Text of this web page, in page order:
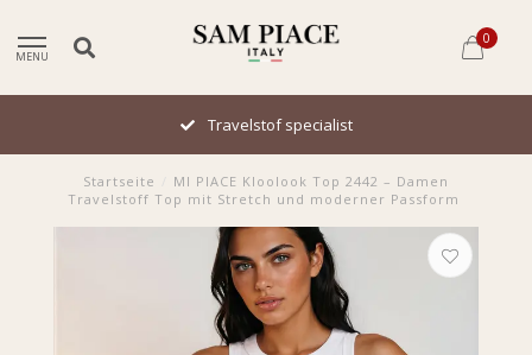
MENU
0
Travelstof specialist
Startseite
MI PIACE Kloolook Top 2442 – Damen
Travelstoff Top mit Stretch und moderner Passform